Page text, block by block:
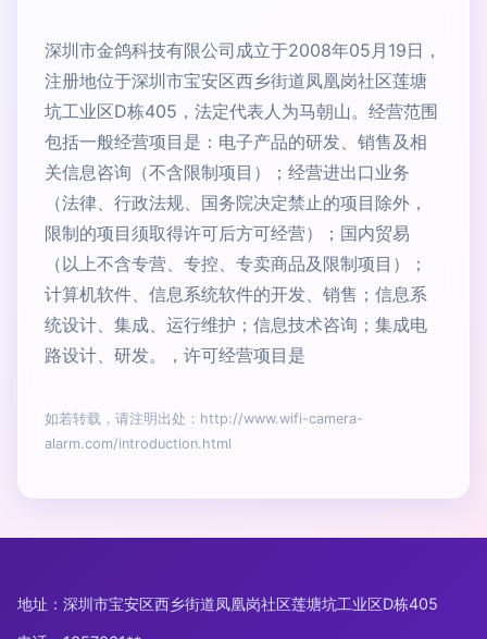
深圳市金鸽科技有限公司成立于2008年05月19日，
注册地位于深圳市宝安区西乡街道凤凰岗社区莲塘
坑工业区D栋405，法定代表人为马朝山。经营范围
包括一般经营项目是：电子产品的研发、销售及相
关信息咨询（不含限制项目）；经营进出口业务
（法律、行政法规、国务院决定禁止的项目除外，
限制的项目须取得许可后方可经营）；国内贸易
（以上不含专营、专控、专卖商品及限制项目）；
计算机软件、信息系统软件的开发、销售；信息系
统设计、集成、运行维护；信息技术咨询；集成电
路设计、研发。，许可经营项目是
如若转载，请注明出处：http://www.wifi-camera-
alarm.com/introduction.html
地址：深圳市宝安区西乡街道凤凰岗社区莲塘坑工业区D栋405